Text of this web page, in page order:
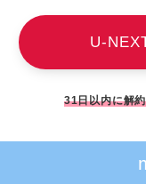
U-
31日以内に解